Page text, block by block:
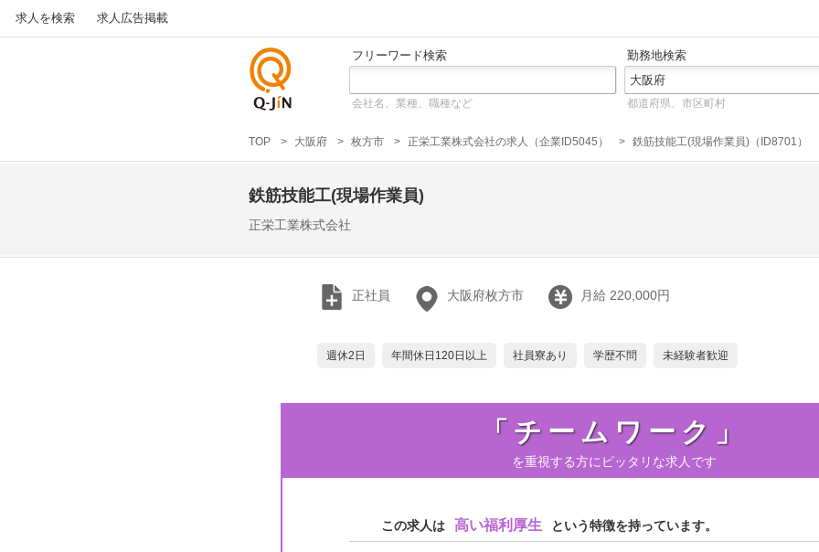
求人を検索 求人広告掲載
しの求
フリーワード検索 勤務地検索
会社名、業種、職種など 都道府県、市区町村
TOP 大阪府 枚方市 正栄工業株式会社の求人（企業ID5045） 鉄筋技能工(現場作業員)（ID8701）
鉄筋技能工(現場作業員)
正栄工業株式会社
正社員 大阪府枚方市 月給 220,000円
週休2日 年間休日120日以上 社員寮あり 学歴不問 未経験者歓迎
「チームワーク」
を重視する方にピッタリな求人です
この求人は 高い福利厚生 という特徴を持っています。